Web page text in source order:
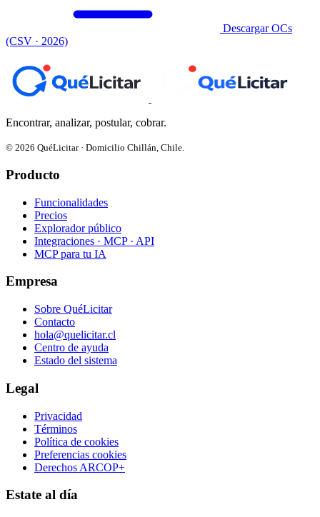
Descargar OCs
(CSV · 2026)
Encontrar, analizar, postular, cobrar.
© 2026 QuéLicitar · Domicilio Chillán, Chile.
Producto
Funcionalidades
Precios
Explorador público
Integraciones · MCP · API
MCP para tu IA
Empresa
Sobre QuéLicitar
Contacto
hola@quelicitar.cl
Centro de ayuda
Estado del sistema
Legal
Privacidad
Términos
Política de cookies
Preferencias cookies
Derechos ARCOP+
Estate al día